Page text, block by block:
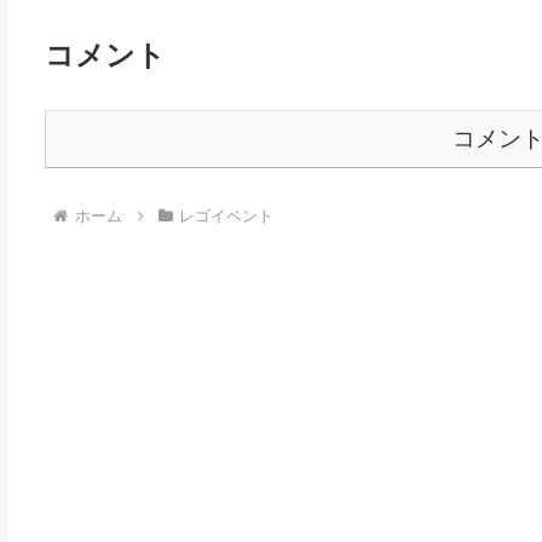
コメント
コメン
ホーム レゴイベント